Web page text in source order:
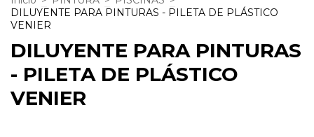
DILUYENTE PARA PINTURAS - PILETA DE PLÁSTICO
VENIER
DILUYENTE PARA PINTURAS
- PILETA DE PLÁSTICO
VENIER